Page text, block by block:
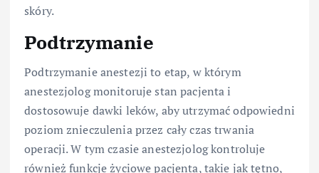
skóry.
Podtrzymanie
Podtrzymanie anestezji to etap, w którym
anestezjolog monitoruje stan pacjenta i
dostosowuje dawki leków, aby utrzymać odpowiedni
poziom znieczulenia przez cały czas trwania
operacji. W tym czasie anestezjolog kontroluje
również funkcje życiowe pacjenta, takie jak tętno,